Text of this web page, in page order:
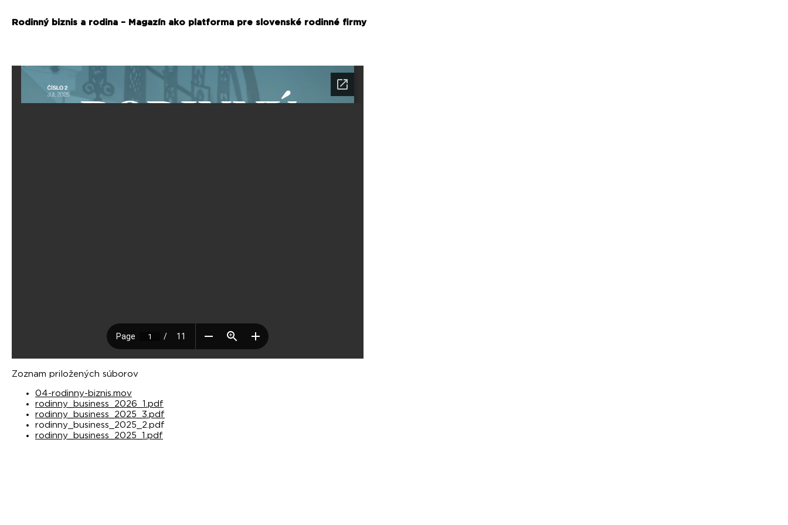
Rodinný biznis a rodina – Magazín ako platforma pre slovenské rodinné firmy
Zoznam priložených súborov
04-rodinny-biznis.mov
rodinny_business_2026_1.pdf
rodinny_business_2025_3.pdf
rodinny_business_2025_2.pdf
rodinny_business_2025_1.pdf